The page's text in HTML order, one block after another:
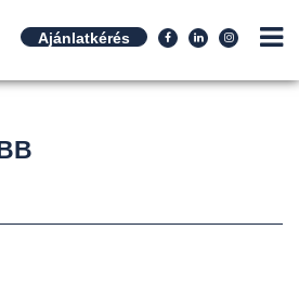
Ajánlatkérés